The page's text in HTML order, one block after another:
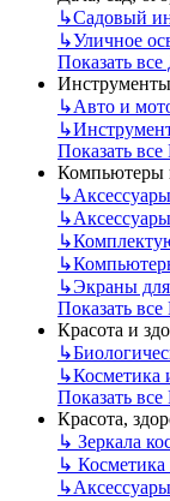
↳Садовый
↳Уличное
Показать все
↳Авто и
↳
Показать
Компьютеры
↳
↳
↳
↳
↳Экраны
Показать
Красота и
↳
↳Косметика
Показать все
Красота,
↳ Зеркала
↳
↳